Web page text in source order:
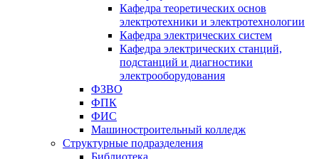
Кафедра теоретических основ
электротехники и электротехнологии
Кафедра электрических систем
Кафедра электрических станций,
подстанций и диагностики
электрооборудования
ФЗВО
ФПК
ФИС
Машиностроительный колледж
Структурные подразделения
Библиотека